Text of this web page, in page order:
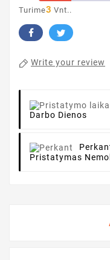
Turime3 Vnt..
Write your review
Darbo Dienos
Pristatymas